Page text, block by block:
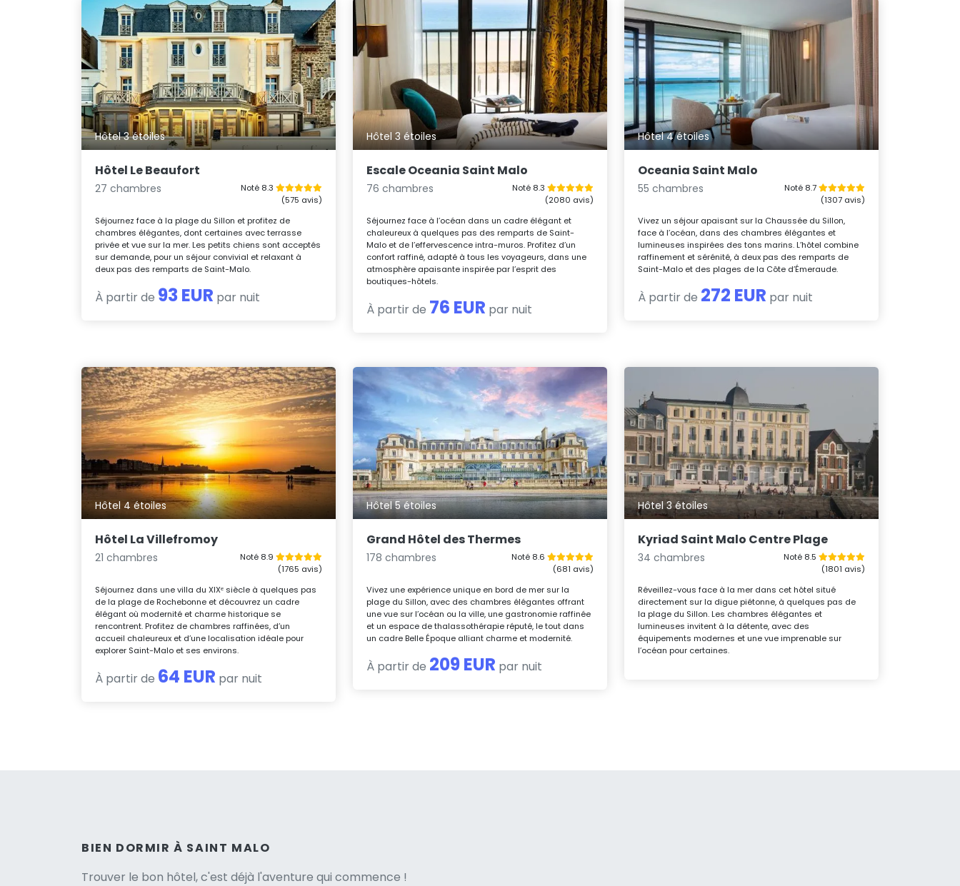
Hôtel 3 étoiles
Hôtel Le Beaufort
27 chambres
Noté 8.3
(575 avis)
Séjournez face à la plage du Sillon et profitez de
chambres élégantes, dont certaines avec terrasse
privée et vue sur la mer. Les petits chiens sont acceptés
sur demande, pour un séjour convivial et relaxant à
deux pas des remparts de Saint-Malo.
À partir de 93 EUR par nuit
Hôtel 3 étoiles
Escale Oceania Saint Malo
76 chambres
Noté 8.3
(2080 avis)
Séjournez face à l’océan dans un cadre élégant et
chaleureux à quelques pas des remparts de Saint-
Malo et de l’effervescence intra-muros. Profitez d’un
confort raffiné, adapté à tous les voyageurs, dans une
atmosphère apaisante inspirée par l’esprit des
boutiques-hôtels.
À partir de 76 EUR par nuit
Hôtel 4 étoiles
Oceania Saint Malo
55 chambres
Noté 8.7
(1307 avis)
Vivez un séjour apaisant sur la Chaussée du Sillon,
face à l’océan, dans des chambres élégantes et
lumineuses inspirées des tons marins. L’hôtel combine
raffinement et sérénité, à deux pas des remparts de
Saint-Malo et des plages de la Côte d’Émeraude.
À partir de 272 EUR par nuit
Hôtel 4 étoiles
Hôtel La Villefromoy
21 chambres
Noté 8.9
(1765 avis)
Séjournez dans une villa du XIXᵉ siècle à quelques pas
de la plage de Rochebonne et découvrez un cadre
élégant où modernité et charme historique se
rencontrent. Profitez de chambres raffinées, d’un
accueil chaleureux et d’une localisation idéale pour
explorer Saint-Malo et ses environs.
À partir de 64 EUR par nuit
Hôtel 5 étoiles
Grand Hôtel des Thermes
178 chambres
Noté 8.6
(681 avis)
Vivez une expérience unique en bord de mer sur la
plage du Sillon, avec des chambres élégantes offrant
une vue sur l’océan ou la ville, une gastronomie raffinée
et un espace de thalassothérapie réputé, le tout dans
un cadre Belle Époque alliant charme et modernité.
À partir de 209 EUR par nuit
Hôtel 3 étoiles
Kyriad Saint Malo Centre Plage
34 chambres
Noté 8.5
(1801 avis)
Réveillez-vous face à la mer dans cet hôtel situé
directement sur la digue piétonne, à quelques pas de
la plage du Sillon. Les chambres élégantes et
lumineuses invitent à la détente, avec des
équipements modernes et une vue imprenable sur
l’océan pour certaines.
BIEN DORMIR À SAINT MALO
Trouver le bon hôtel, c'est déjà l'aventure qui commence !